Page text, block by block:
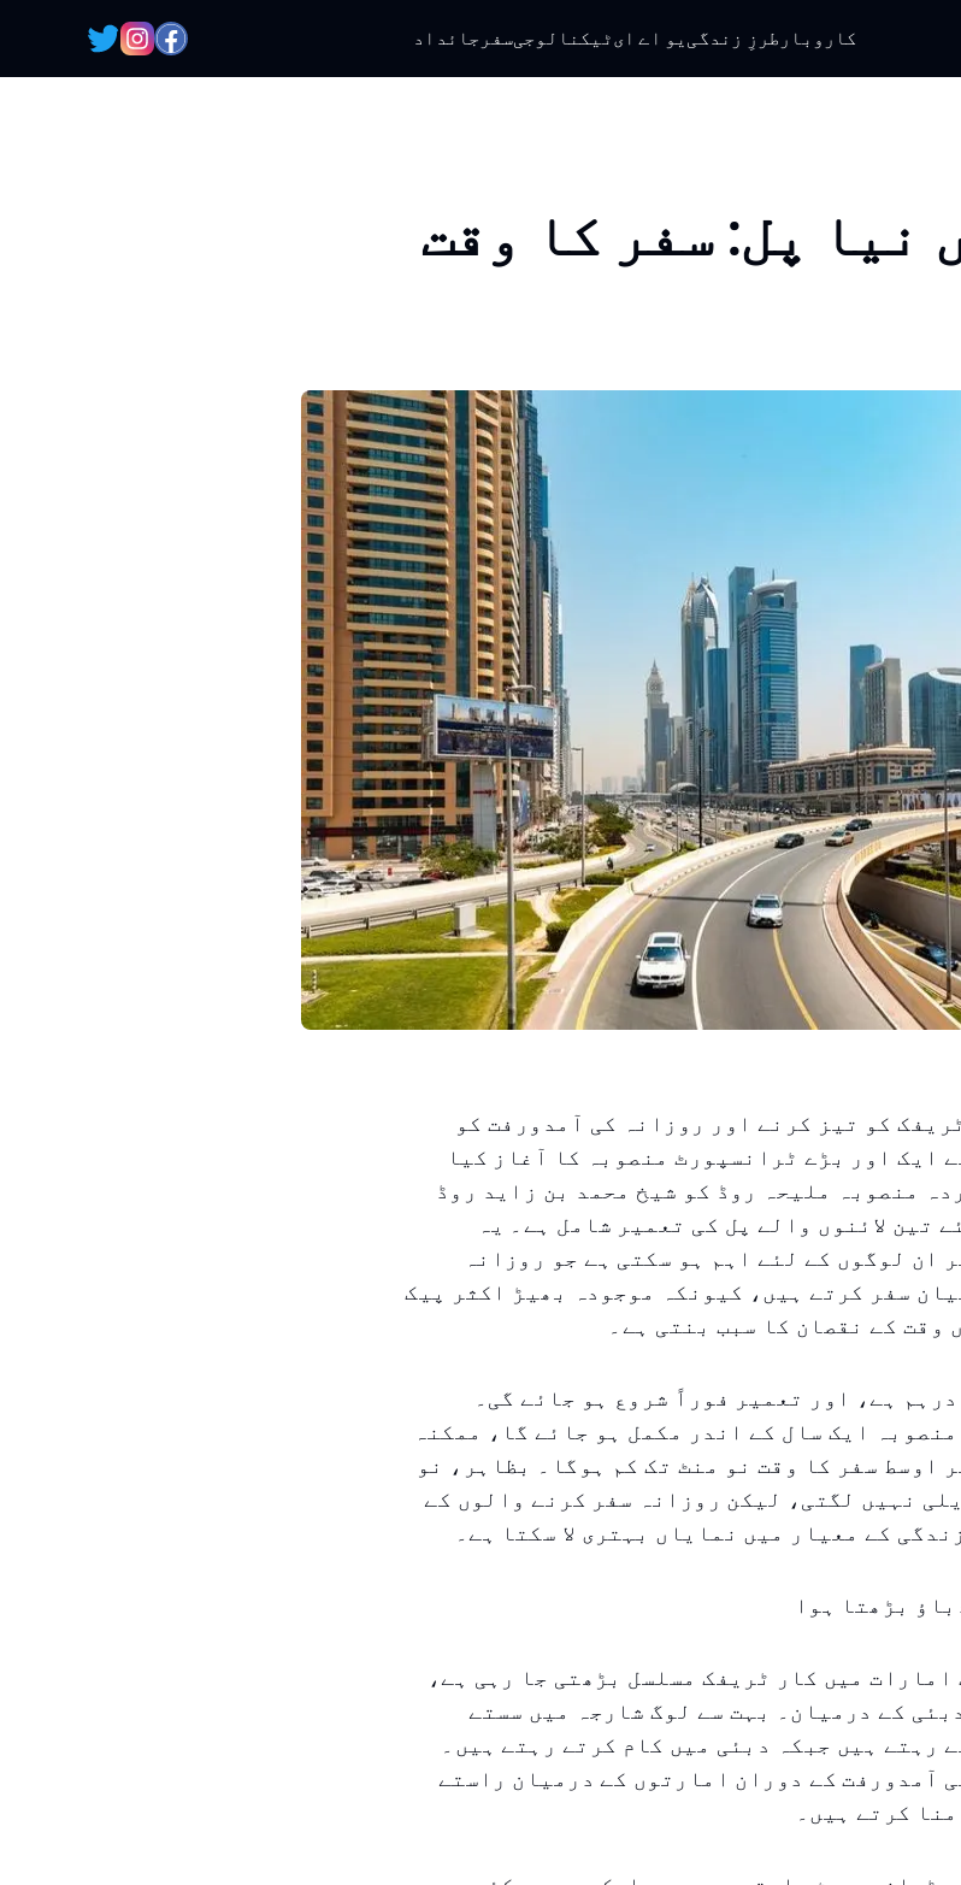
کاروبار طرزِ زندگی یو اے ایٹیکنالوجیسفر جائداد
نیا پل: سفر کا وقت
کو تیز کرنے اور روزانہ کی آمدورفت کو
ایک اور بڑے ٹرانسپورٹ منصوبہ کا آغاز کیا
منصوبہ ملیحہ روڈ کو شیخ محمد بن زاید روڈ
تین لائنوں والے پل کی تعمیر شامل ہے۔ یہ
ان لوگوں کے لئے اہم ہو سکتی ہے جو روزانہ
سفر کرتے ہیں، کیونکہ موجودہ بھیڑ اکثر پیک
وقت کے نقصان کا سبب بنتی ہے۔
لاگت ۱۴۰ ملین درہم ہے، اور تعمیر فوراً شروع ہو جائے گی۔
ایک سال کے اندر مکمل ہو جائے گا، ممکنہ
اوسط سفر کا وقت نو منٹ تک کم ہوگا۔ بظاہر، نو
نہیں لگتی، لیکن روزانہ سفر کرنے والوں کے
کے معیار میں نمایاں بہتری لا سکتا ہے۔
بڑھتا ہوا
میں کار ٹریفک مسلسل بڑھتی جا رہی ہے،
کے درمیان۔ بہت سے لوگ شارجہ میں سستے
رہتے ہیں جبکہ دبئی میں کام کرتے رہتے ہیں۔
آمدورفت کے دوران امارتوں کے درمیان راستے
کرتے ہیں۔